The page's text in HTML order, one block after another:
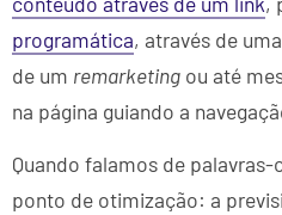
programática, através de
de um remarketing ou até
na página guiando a
Quando falamos de
ponto de otimização: a